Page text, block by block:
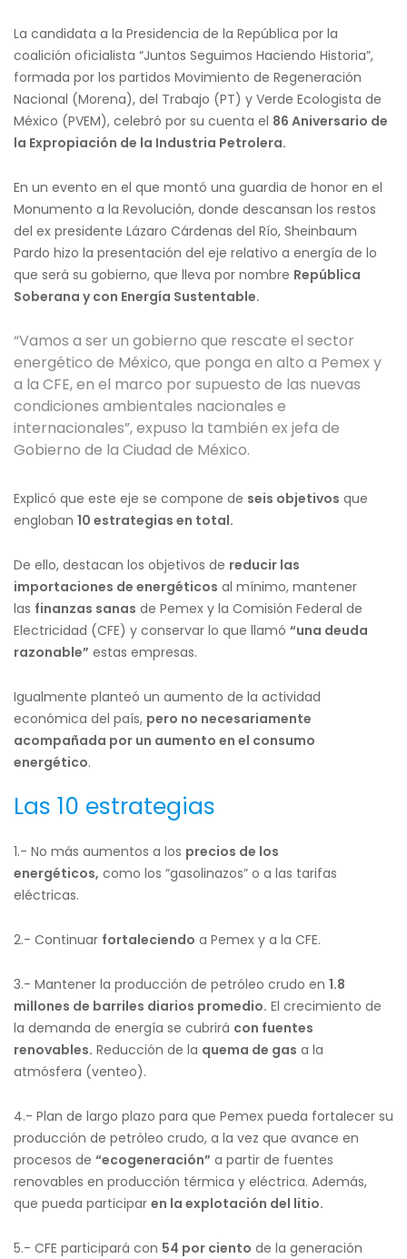
La candidata a la Presidencia de la República por la
coalición oficialista “Juntos Seguimos Haciendo Historia”,
formada por los partidos Movimiento de Regeneración
Nacional (Morena), del Trabajo (PT) y Verde Ecologista de
México (PVEM), celebró por su cuenta el 86 Aniversario de
la Expropiación de la Industria Petrolera.
En un evento en el que montó una guardia de honor en el
Monumento a la Revolución, donde descansan los restos
del ex presidente Lázaro Cárdenas del Río, Sheinbaum
Pardo hizo la presentación del eje relativo a energía de lo
que será su gobierno, que lleva por nombre República
Soberana y con Energía Sustentable.
“Vamos a ser un gobierno que rescate el sector
energético de México, que ponga en alto a Pemex y
a la CFE, en el marco por supuesto de las nuevas
condiciones ambientales nacionales e
internacionales”, expuso la también ex jefa de
Gobierno de la Ciudad de México.
Explicó que este eje se compone de seis objetivos que
engloban 10 estrategias en total.
De ello, destacan los objetivos de reducir las
importaciones de energéticos al mínimo, mantener
las finanzas sanas de Pemex y la Comisión Federal de
Electricidad (CFE) y conservar lo que llamó “una deuda
razonable” estas empresas.
Igualmente planteó un aumento de la actividad
económica del país, pero no necesariamente
acompañada por un aumento en el consumo
energético.
Las 10 estrategias
1.- No más aumentos a los precios de los
energéticos, como los “gasolinazos” o a las tarifas
eléctricas.
2.- Continuar fortaleciendo a Pemex y a la CFE.
3.- Mantener la producción de petróleo crudo en 1.8
millones de barriles diarios promedio. El crecimiento de
la demanda de energía se cubrirá con fuentes
renovables. Reducción de la quema de gas a la
atmósfera (venteo).
4.- Plan de largo plazo para que Pemex pueda fortalecer su
producción de petróleo crudo, a la vez que avance en
procesos de “ecogeneración” a partir de fuentes
renovables en producción térmica y eléctrica. Además,
que pueda participar en la explotación del litio.
5.- CFE participará con 54 por ciento de la generación